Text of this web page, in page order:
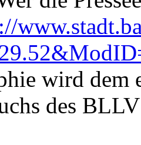
wird dem
des